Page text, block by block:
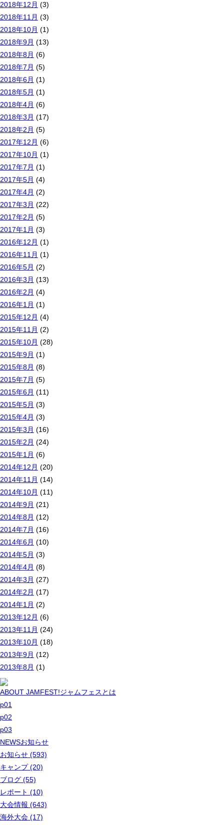
2018年12月 (3)
2018年11月 (3)
2018年10月 (1)
2018年9月 (13)
2018年8月 (6)
2018年7月 (5)
2018年6月 (1)
2018年5月 (1)
2018年4月 (6)
2018年3月 (17)
2018年2月 (5)
2017年12月 (6)
2017年10月 (1)
2017年7月 (1)
2017年5月 (4)
2017年4月 (2)
2017年3月 (22)
2017年2月 (5)
2017年1月 (3)
2016年12月 (1)
2016年11月 (1)
2016年5月 (2)
2016年3月 (13)
2016年2月 (4)
2016年1月 (1)
2015年12月 (4)
2015年11月 (2)
2015年10月 (28)
2015年9月 (1)
2015年8月 (8)
2015年7月 (5)
2015年6月 (11)
2015年5月 (3)
2015年4月 (3)
2015年3月 (16)
2015年2月 (24)
2015年1月 (6)
2014年12月 (20)
2014年11月 (14)
2014年10月 (11)
2014年9月 (21)
2014年8月 (12)
2014年7月 (16)
2014年6月 (10)
2014年5月 (3)
2014年4月 (8)
2014年3月 (27)
2014年2月 (17)
2014年1月 (2)
2013年12月 (6)
2013年11月 (24)
2013年10月 (18)
2013年9月 (12)
2013年8月 (1)
ABOUT JAMFEST!ジャムフェスとは
p01
p02
p03
NEWSお知らせ
お知らせ (593)
キャンプ (20)
ブログ (55)
レポート (10)
大会情報 (643)
海外大会 (17)